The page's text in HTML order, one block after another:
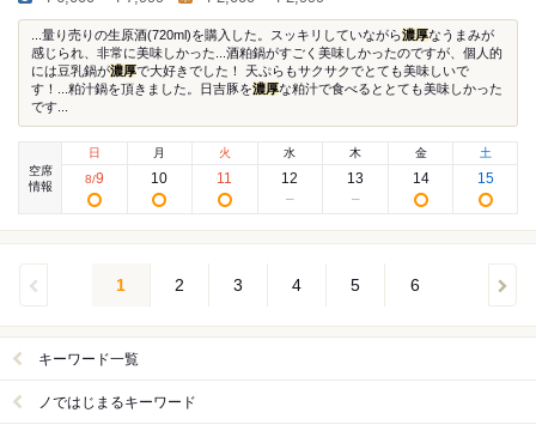
...量り売りの生原酒(720ml)を購入した。スッキリしていながら濃厚なうまみが
感じられ、非常に美味しかった...酒粕鍋がすごく美味しかったのですが、個人的
には豆乳鍋が濃厚で大好きでした！ 天ぷらもサクサクでとても美味しいで
す！...粕汁鍋を頂きました。日吉豚を濃厚な粕汁で食べるととても美味しかった
です...
空席
情報
日
8/9
月
10
火
11
水
12
木
13
金
14
土
15
1 2 3 4 5 6
キーワード一覧
ノではじまるキーワード